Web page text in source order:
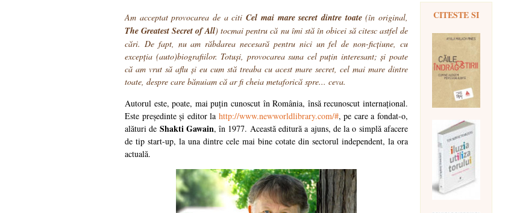
Am acceptat provocarea de a citiCel mai mare secret dintre toate(în original,
The Greatest Secret of All) tocmai pentru că nu îmi stă în obicei să citesc astfel de
cări. De fapt, nu am răbdarea necesară pentru nici un fel de non-ficțiune, cu
excepția (auto)biografiilor. Totuși, provocarea suna cel puțin interesant; și poate
că am vrut să aflu și eu cum stă treaba cu acest mare secret, cel mai mare dintre
toate, despre care bănuiam că ar fi cheia metaforică spre... ceva.
Autorul este, poate, mai puțin cunoscut în România, însă recunoscut internațional.
Este președinte și editor la http://www.newworldlibrary.com/#, pe care a fondat-o,
alături de Shakti Gawain, în 1977. Această editură a ajuns, de la o simplă afacere
de tip start-up, la una dintre cele mai bine cotate din sectorul independent, la ora
actuală.
CITESTE SI